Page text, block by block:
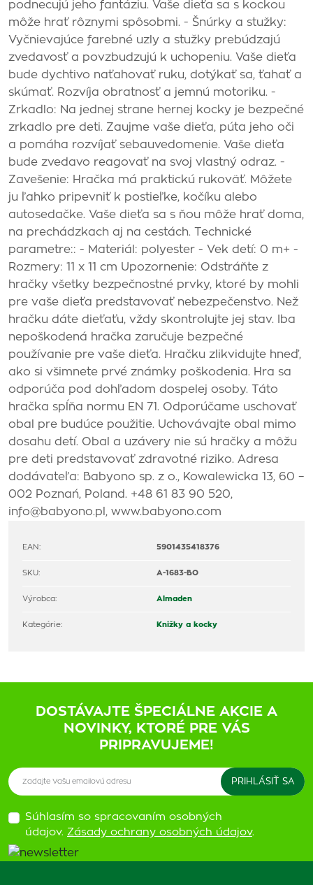
podnecujú jeho fantáziu. Vaše dieťa sa s kockou
môže hrať rôznymi spôsobmi. - Šnúrky a stužky:
Vyčnievajúce farebné uzly a stužky prebúdzajú
zvedavosť a povzbudzujú k uchopeniu. Vaše dieťa
bude dychtivo naťahovať ruku, dotýkať sa, ťahať a
skúmať. Rozvíja obratnosť a jemnú motoriku. -
Zrkadlo: Na jednej strane hernej kocky je bezpečné
zrkadlo pre deti. Zaujme vaše dieťa, púta jeho oči
a pomáha rozvíjať sebauvedomenie. Vaše dieťa
bude zvedavo reagovať na svoj vlastný odraz. -
Zavešenie: Hračka má praktickú rukoväť. Môžete
ju ľahko pripevniť k postieľke, kočíku alebo
autosedačke. Vaše dieťa sa s ňou môže hrať doma,
na prechádzkach aj na cestách. Technické
parametre:: - Materiál: polyester - Vek detí: 0 m+ -
Rozmery: 11 x 11 cm Upozornenie: Odstráňte z
hračky všetky bezpečnostné prvky, ktoré by mohli
pre vaše dieťa predstavovať nebezpečenstvo. Než
hračku dáte dieťaťu, vždy skontrolujte jej stav. Iba
nepoškodená hračka zaručuje bezpečné
používanie pre vaše dieťa. Hračku zlikvidujte hneď,
ako si všimnete prvé známky poškodenia. Hra sa
odporúča pod dohľadom dospelej osoby. Táto
hračka spĺňa normu EN 71. Odporúčame uschovať
obal pre budúce použitie. Uchovávajte obal mimo
dosahu detí. Obal a uzávery nie sú hračky a môžu
pre deti predstavovať zdravotné riziko. Adresa
dodávateľa: Babyono sp. z o., Kowalewicka 13, 60 –
002 Poznań, Poland. +48 61 83 90 520,
info@babyono.pl, www.babyono.com
EAN: 5901435418376
SKU: A-1683-BO
Výrobca: Almaden
Kategórie: Knižky a kocky
DOSTÁVAJTE ŠPECIÁLNE AKCIE A
NOVINKY, KTORÉ PRE VÁS
PRIPRAVUJEME!
Súhlasím so spracovaním osobných
údajov. Zásady ochrany osobných údajov.